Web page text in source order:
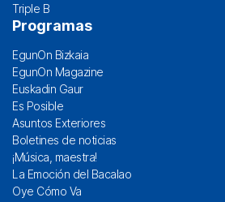
Triple B
Programas
EgunOn Bizkaia
EgunOn Magazine
Euskadin Gaur
Es Posible
Asuntos Exteriores
Boletines de noticias
¡Música, maestra!
La Emoción del Bacalao
Oye Cómo Va